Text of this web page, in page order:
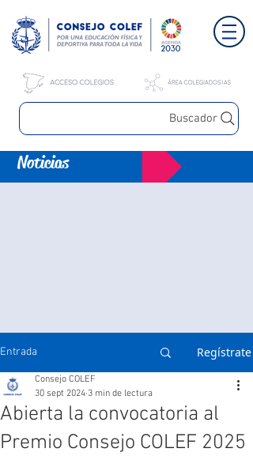
Buscador
Noticias
Entrada Regístrate
Abierta la convocatoria al
Premio Consejo COLEF 2025
Consejo COLEF
30 sept 2024 3 min de lectura